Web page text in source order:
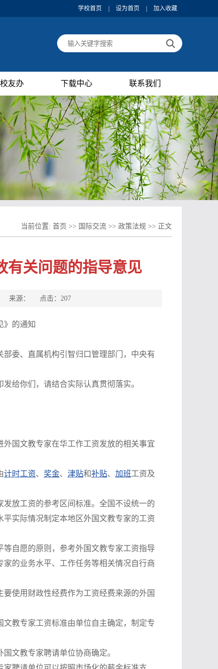
学校首页 设为首页 加入收藏
校友办 下载中心 联系我们
当前位置: 首页 >> 国际交流 >> 政策法规 >> 正文
有关问题的指导意见
来源： 点击： 207
》的通知
委、直属机构引智归口管理部门，中央有
给你们，请结合实际认真贯彻落实。
国文教专家在华工作工资发放的相关事宜
计时工资、 奖金、 津贴和补贴、 加班工资及
放工资的参考区间标准。全国不设统一的
实际情况制定本地区外国文教专家的工资
自愿的原则，参考外国文教专家工资指导
的业务水平、工作任务等相关情况自行商
使用财政性经费作为工资经费来源的外国
教专家工资标准由单位自主确定，制定专
文教专家聘请单位协商确定。